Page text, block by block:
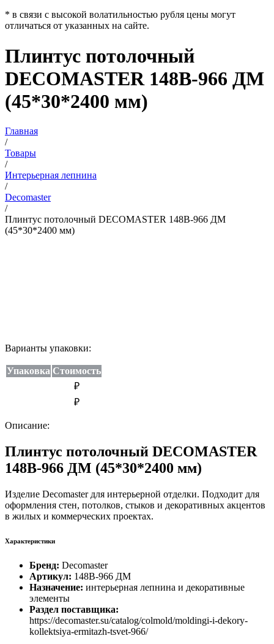
* в связи с высокой волатильностью рубля цены могут
отличаться от указанных на сайте.
Плинтус потолочный
DECOMASTER 148B-966 ДМ
(45*30*2400 мм)
Главная
/
Товары
/
Интерьерная лепнина
/
Decomaster
/
Плинтус потолочный DECOMASTER 148B-966 ДМ
(45*30*2400 мм)
Варианты упаковки:
Упаковка Стоимость
₽
₽
Описание:
Плинтус потолочный DECOMASTER
148B-966 ДМ (45*30*2400 мм)
Изделие Decomaster для интерьерной отделки. Подходит для
оформления стен, потолков, стыков и декоративных акцентов
в жилых и коммерческих проектах.
Характеристики
Бренд: Decomaster
Артикул: 148B-966 ДМ
Назначение: интерьерная лепнина и декоративные
элементы
Раздел поставщика:
https://decomaster.su/catalog/colmold/moldingi-i-dekory-
kollektsiya-ermitazh-tsvet-966/